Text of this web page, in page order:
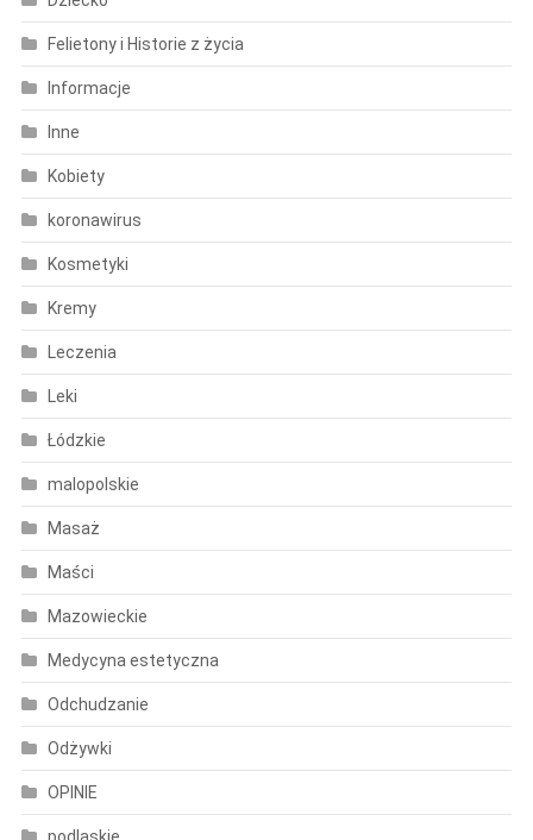
Felietony i Historie z życia
Informacje
Inne
Kobiety
koronawirus
Kosmetyki
Kremy
Leczenia
Leki
Łódzkie
malopolskie
Masaż
Maści
Mazowieckie
Medycyna estetyczna
Odchudzanie
Odżywki
OPINIE